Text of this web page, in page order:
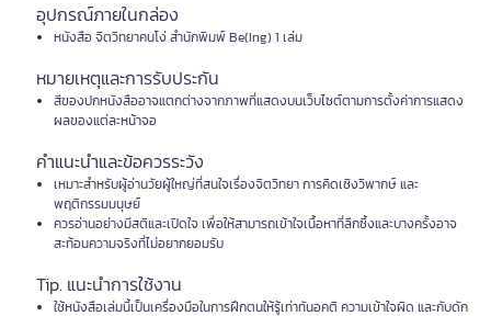
อุปกรณ์ภายในกล่อง
หนังสือ จิตวิทยาคนโง่ สำนักพิมพ์ Be(Ing) 1 เล่ม
หมายเหตุและการรับประกัน
สีของปกหนังสืออาจแตกต่างจากภาพที่แสดงบนเว็บไซต์ตามการตั้งค่าการแสดง
ผลของแต่ละหน้าจอ
คำแนะนำและข้อควรระวัง
เหมาะสำหรับผู้อ่านวัยผู้ใหญ่ที่สนใจเรื่องจิตวิทยา การคิดเชิงวิพากษ์ และ
พฤติกรรมมนุษย์
ควรอ่านอย่างมีสติและเปิดใจ เพื่อให้สามารถเข้าใจเนื้อหาที่ลึกซึ้งและบางครั้งอาจ
สะท้อนความจริงที่ไม่อยากยอมรับ
Tip. แนะนำการใช้งาน
ใช้หนังสือเล่มนี้เป็นเครื่องมือในการฝึกตนให้รู้เท่าทันอคติ ความเข้าใจผิด และกับดัก